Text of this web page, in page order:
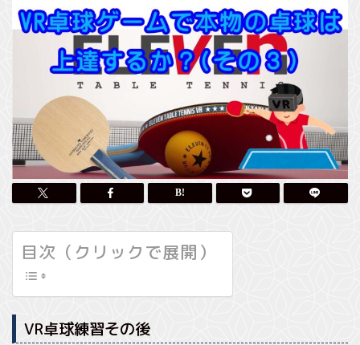
目次（クリックで展開）
VR卓球練習その後